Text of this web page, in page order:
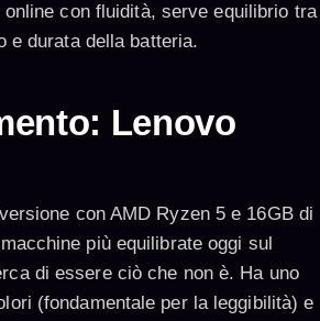
con fluidità, serve equilibrio tra
e durata della batteria.
Lenovo
con AMD Ryzen 5 e 16GB di
più equilibrate oggi sul
di essere ciò che non è. Ha uno
(fondamentale per la leggibilità) e